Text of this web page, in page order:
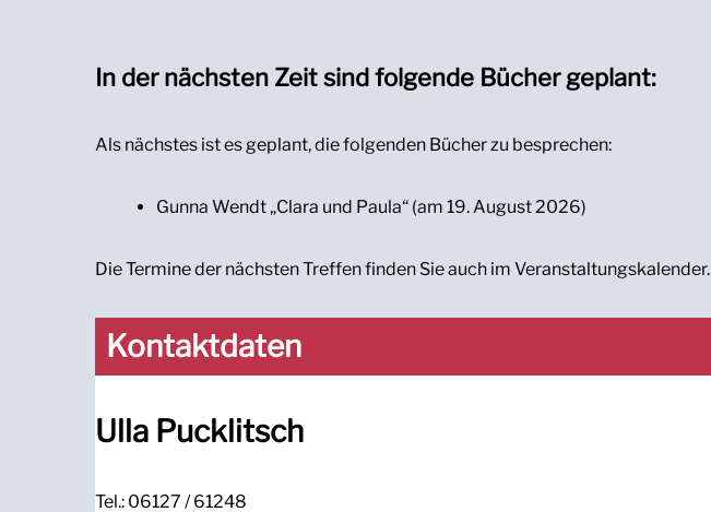
In der nächsten Zeit sind folgende Bücher geplant:
Als nächstes ist es geplant, die folgenden Bücher zu besprechen:
Gunna Wendt „Clara und Paula“ (am 19. August 2026)
Die Termine der nächsten Treffen finden Sie auch im Veranstaltungskalender.
Kontaktdaten
Ulla Pucklitsch
Tel.: 06127 / 61248